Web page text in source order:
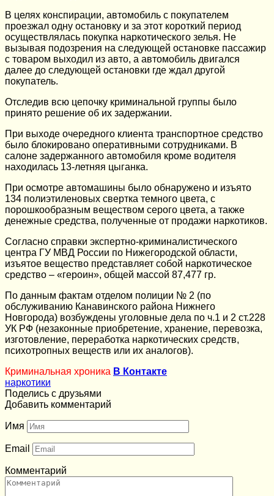
В целях конспирации, автомобиль с покупателем
проезжал одну остановку и за этот короткий период
осуществлялась покупка наркотического зелья. Не
вызывая подозрения на следующей остановке пассажир
с товаром выходил из авто, а автомобиль двигался
далее до следующей остановки где ждал другой
покупатель.
Отследив всю цепочку криминальной группы было
принято решение об их задержании.
При выходе очередного клиента транспортное средство
было блокировано оперативными сотрудниками. В
салоне задержанного автомобиля кроме водителя
находилась 13-летняя цыганка.
При осмотре автомашины было обнаружено и изъято
134 полиэтиленовых свертка темного цвета, с
порошкообразным веществом серого цвета, а также
денежные средства, полученные от продажи наркотиков.
Согласно справки экспертно-криминалистического
центра ГУ МВД России по Нижегородской области,
изъятое вещество представляет собой наркотическое
средство – «героин», общей массой 87,477 гр.
По данным фактам отделом полиции № 2 (по
обслуживанию Канавинского района Нижнего
Новгорода) возбуждены уголовные дела по ч.1 и 2 ст.228
УК РФ (незаконные приобретение, хранение, перевозка,
изготовление, переработка наркотических средств,
психотропных веществ или их аналогов).
Криминальная хроника В Контакте
наркотики
Поделись с друзьями
Добавить комментарий
Имя
Email
Комментарий